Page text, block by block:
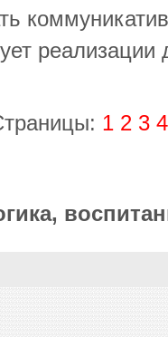
реализации
1 2 3 4